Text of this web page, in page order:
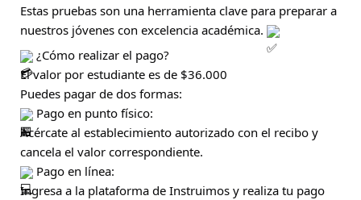
Estas pruebas son una herramienta clave para preparar a
nuestros jóvenes con excelencia académica.
¿Cómo realizar el pago?
El valor por estudiante es de $36.000
Puedes pagar de dos formas:
Pago en punto físico:
Acércate al establecimiento autorizado con el recibo y
cancela el valor correspondiente.
Pago en línea:
Ingresa a la plataforma de Instruimos y realiza tu pago